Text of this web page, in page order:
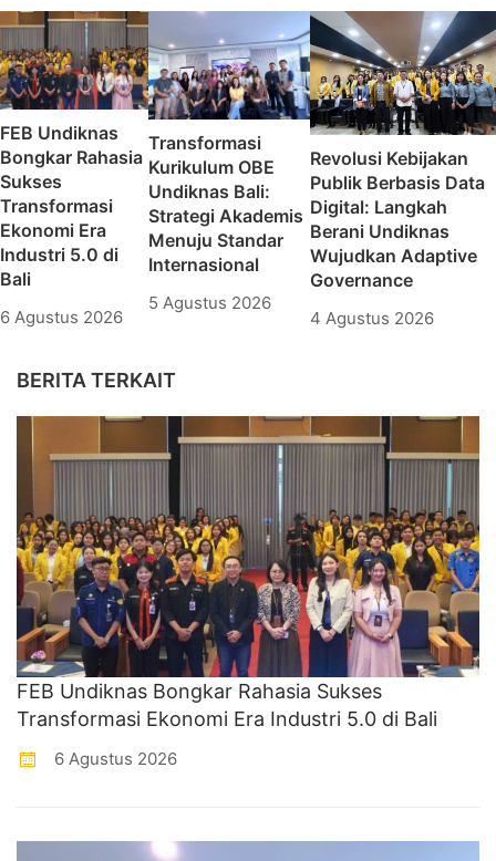
FEB Undiknas
Bongkar Rahasia
Sukses
Transformasi
Ekonomi Era
Industri 5.0 di
Bali
6 Agustus 2026
Transformasi
Kurikulum OBE
Undiknas Bali:
Strategi Akademis
Menuju Standar
Internasional
5 Agustus 2026
Revolusi Kebijakan
Publik Berbasis Data
Digital: Langkah
Berani Undiknas
Wujudkan Adaptive
Governance
4 Agustus 2026
BERITA TERKAIT
FEB Undiknas Bongkar Rahasia Sukses
Transformasi Ekonomi Era Industri 5.0 di Bali
6 Agustus 2026